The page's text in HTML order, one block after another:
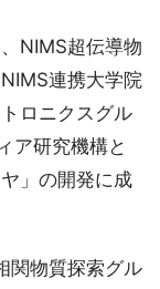
NIMS超伝導物
連携大学院
ロニクスグル
ア研究機構と
」の開発に成
関物質探索グル